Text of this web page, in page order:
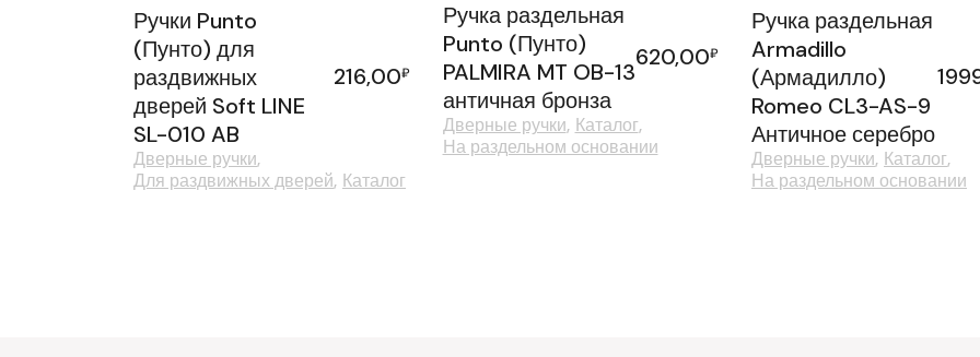
Ручки Punto
(Пунто) для
раздвижных
дверей Soft LINE
SL-010 AB
216,00₽
Дверные ручки
Для раздвижных дверей Каталог
Ручка раздельная
Punto (Пунто)
PALMIRA MT OB-13
античная бронза
620,00₽
Дверные ручки Каталог
На раздельном основании
Ручка раздельная
Armadillo
(Армадилло)
Romeo CL3-AS-9
Античное серебро
Дверные ручки Каталог
На раздельном основании